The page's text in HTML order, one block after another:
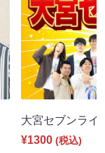
大宮セブンラ
¥1300 (税込)